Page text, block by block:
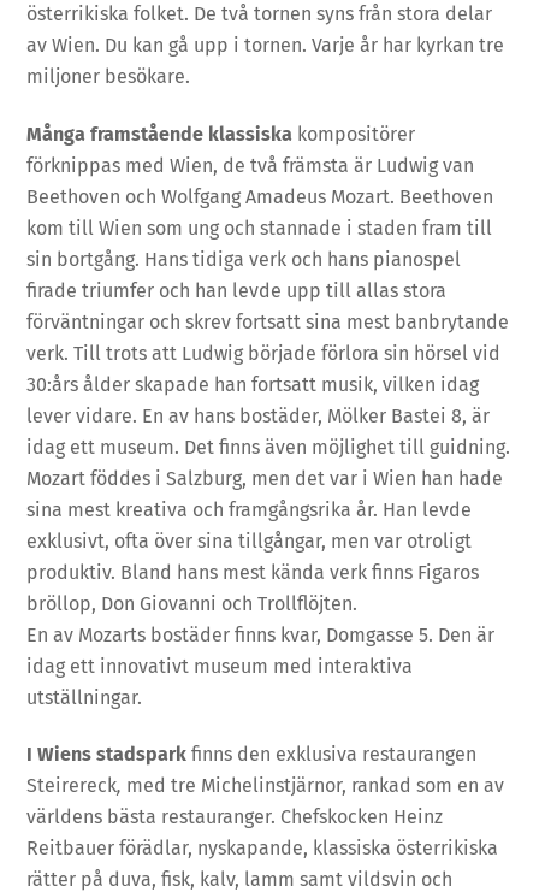
österrikiska folket. De två tornen syns från stora delar
av Wien. Du kan gå upp i tornen. Varje år har kyrkan tre
miljoner besökare.
Många framstående klassiska kompositörer
förknippas med Wien, de två främsta är Ludwig van
Beethoven och Wolfgang Amadeus Mozart. Beethoven
kom till Wien som ung och stannade i staden fram till
sin bortgång. Hans tidiga verk och hans pianospel
firade triumfer och han levde upp till allas stora
förväntningar och skrev fortsatt sina mest banbrytande
verk. Till trots att Ludwig började förlora sin hörsel vid
30:års ålder skapade han fortsatt musik, vilken idag
lever vidare. En av hans bostäder, Mölker Bastei 8, är
idag ett museum. Det finns även möjlighet till guidning.
Mozart föddes i Salzburg, men det var i Wien han hade
sina mest kreativa och framgångsrika år. Han levde
exklusivt, ofta över sina tillgångar, men var otroligt
produktiv. Bland hans mest kända verk finns Figaros
bröllop, Don Giovanni och Trollflöjten.
En av Mozarts bostäder finns kvar, Domgasse 5. Den är
idag ett innovativt museum med interaktiva
utställningar.
I Wiens stadspark finns den exklusiva restaurangen
Steirereck, med tre Michelinstjärnor, rankad som en av
världens bästa restauranger. Chefskocken Heinz
Reitbauer förädlar, nyskapande, klassiska österrikiska
rätter på duva, fisk, kalv, lamm samt vildsvin och